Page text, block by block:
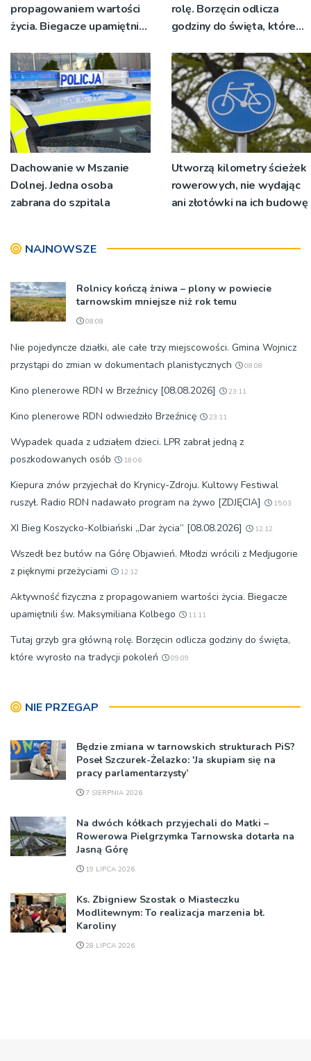
propagowaniem wartości
życia. Biegacze upamiętnili
rolę. Borzęcin odlicza
godziny do święta, które
pokoleń
Dachowanie w Mszanie
Dolnej. Jedna osoba
zabrana do szpitala
Utworzą kilometry ścieżek
rowerowych, nie wydając
ani złotówki na ich budowę
NAJNOWSZE
Rolnicy kończą żniwa – plony w powiecie
tarnowskim mniejsze niż rok temu
08:08
Nie pojedyncze działki, ale całe trzy miejscowości. Gmina Wojnicz
przystąpi do zmian w dokumentach planistycznych
08:08
Kino plenerowe RDN w Brzeźnicy [08.08.2026] 23:11
Kino plenerowe RDN odwiedziło Brzeźnicę 23:11
Wypadek quada z udziałem dzieci. LPR zabrał jedną z
poszkodowanych osób
18:06
Kiepura znów przyjechał do Krynicy-Zdroju. Kultowy Festiwal
ruszył. Radio RDN nadawało program na żywo [ZDJĘCIA]
15:03
XI Bieg Koszycko-Kolbiański „Dar życia” [08.08.2026] 12:12
Wszedł bez butów na Górę Objawień. Młodzi wrócili z Medjugorie
z pięknymi przeżyciami
12:12
Aktywność fizyczna z propagowaniem wartości życia. Biegacze
upamiętnili św. Maksymiliana Kolbego
11:11
Tutaj grzyb gra główną rolę. Borzęcin odlicza godziny do święta,
które wyrosło na tradycji pokoleń
09:09
NIE PRZEGAP
Będzie zmiana w tarnowskich strukturach PiS?
Poseł Szczurek-Żelazko: 'Ja skupiam się na
pracy parlamentarzysty’
7 SIERPNIA 2026
Na dwóch kółkach przyjechali do Matki –
Rowerowa Pielgrzymka Tarnowska dotarła na
Jasną Górę
19 LIPCA 2026
Ks. Zbigniew Szostak o Miasteczku
Modlitewnym: To realizacja marzenia bł.
Karoliny
28 LIPCA 2026